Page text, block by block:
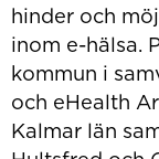
hinder och
inom e-hälsa.
kommun i
och eHealth
Kalmar län